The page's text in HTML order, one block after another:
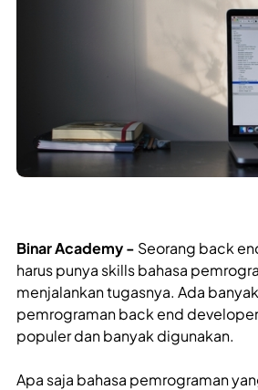
Binar Academy - Seorang back
harus punya skills bahasa
menjalankan tugasnya. Ada
pemrograman back end
populer dan banyak digunakan.
Apa saja bahasa pemrograman